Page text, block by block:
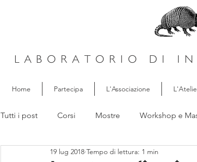
LABORATORIO DI
Home Partecipa L'Associazione
Tutti i post Corsi Mostre Workshop e
19 lug 2018 Tempo di lettura: 1 min